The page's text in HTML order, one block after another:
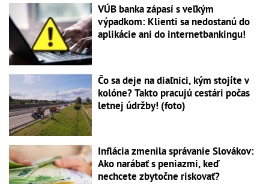
VÚB banka zápasí s veľkým
výpadkom: Klienti sa nedostanú do
aplikácie ani do internetbankingu!
Čo sa deje na diaľnici, kým stojíte v
kolóne? Takto pracujú cestári počas
letnej údržby! (foto)
Inflácia zmenila správanie Slovákov:
Ako narábať s peniazmi, keď
nechcete zbytočne riskovať?